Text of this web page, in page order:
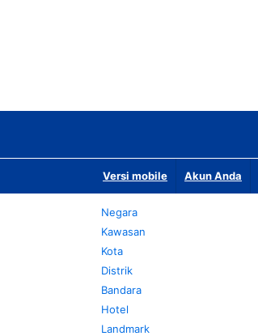
Versi mobile Akun Anda
Negara
Kawasan
Kota
Distrik
Bandara
Hotel
Landmark